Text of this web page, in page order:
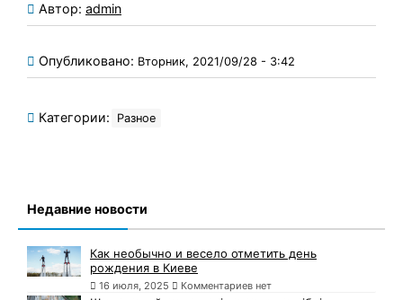
Автор: admin
Опубликовано: Вторник, 2021/09/28 - 3:42
Категории: Разное
Недавние новости
Как необычно и весело отметить день
рождения в Киеве
16 июля, 2025 Комментариев нет